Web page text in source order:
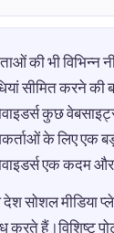
की भी विभिन्न
सीमित करने
कुछ
के लिए एक
एक कदम
देश सोशल मीडिया
करते हैं।विशिष्ट